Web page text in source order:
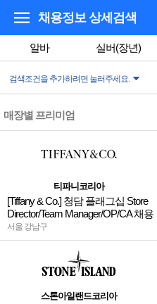
채용정보 상세검색
알바 실버(장년)
검색조건을 추가하려면 눌러주세요.
매장별 프리미엄
티파니코리아
[Tiffany & Co.] 청담 플래그십 Store
Director/Team Manager/OP/CA 채용
서울 강남구
스톤아일랜드코리아